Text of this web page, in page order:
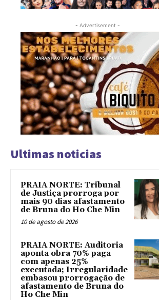
- Advertisement -
Ultimas noticias
PRAIA NORTE: Tribunal
de Justiça prorroga por
mais 90 dias afastamento
de Bruna do Ho Che Min
10 de agosto de 2026
PRAIA NORTE: Auditoria
aponta obra 70% paga
com apenas 25%
executada; Irregularidade
embasou prorrogação de
afastamento de Bruna do
Ho Che Min